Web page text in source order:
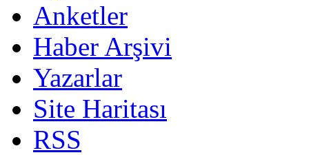
Anketler
Haber Arşivi
Yazarlar
Site Haritası
RSS